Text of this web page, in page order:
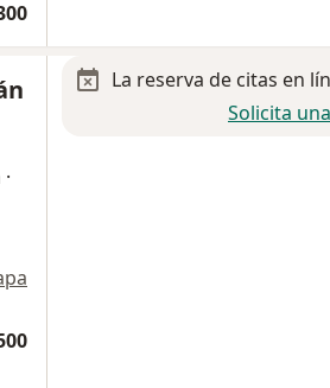
·
La reserva de citas en
Solicita